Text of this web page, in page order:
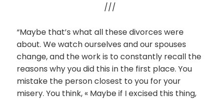
///
“Maybe that’s what all these divorces were
about. We watch ourselves and our spouses
change, and the work is to constantly recall the
reasons why you did this in the first place. You
mistake the person closest to you for your
misery. You think, « Maybe if I excised this thing,